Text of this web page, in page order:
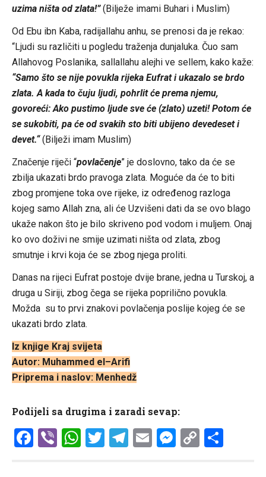
uzima ništa od zlata!”(Bilježe imami Buhari i Muslim)
Od Ebu ibn Kaba, radijallahu anhu, se prenosi da je rekao:
“Ljudi su različiti u pogledu traženja dunjaluka. Čuo sam
Allahovog Poslanika, sallallahu alejhi ve sellem, kako kaže:
“Samo što se nije povukla rijeka Eufrat i ukazalo se brdo
zlata. A kada to čuju ljudi, pohrlit će prema njemu,
govoreći: Ako pustimo ljude sve će (zlato) uzeti! Potom će
se sukobiti, pa će od svakih sto biti ubijeno devedeset i
devet.“(Bilježi imam Muslim)
Značenje riječi “povlačenje” je doslovno, tako da će se
zbilja ukazati brdo pravoga zlata. Moguće da će to biti
zbog promjene toka ove rijeke, iz određenog razloga
kojeg samo Allah zna, ali će Uzvišeni dati da se ovo blago
ukaže nakon što je bilo skriveno pod vodom i muljem. Onaj
ko ovo doživi ne smije uzimati ništa od zlata, zbog
smutnje i krvi koja će se zbog njega proliti.
Danas na rijeci Eufrat postoje dvije brane, jedna u Turskoj, a
druga u Siriji, zbog čega se rijeka poprilično povukla.
Možda su to prvi znakovi povlačenja poslije kojeg će se
ukazati brdo zlata.
Iz knjige Kraj svijeta
Autor: Muhammed el–Arifi
Priprema i naslov: Menhedž
Podijeli sa drugima i zaradi sevap:
Facebook
ViberWhatsApp
Twitter
Telegram
Email Copy